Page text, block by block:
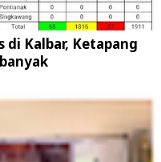
di Kalbar, Ketapang